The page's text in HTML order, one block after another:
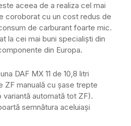
aceea de a realiza cel mai
coroborat cu un cost redus de
de carburant foarte mic.
la cei mai buni specialiști din
din Europa.
DAF MX 11 de 10,8 litri
ZF manuală cu șase trepte
automată tot ZF).
semnătura aceluiași